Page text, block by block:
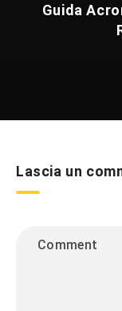
Guida
Lascia un